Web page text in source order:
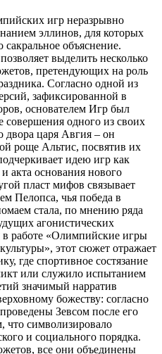
игр неразрывно
эллинов, для которых
объяснение.
выделить несколько
претендующих на роль
Согласно одной из
зафиксированной в
основателем Игр был
совершения одного из своих
двора царя Авгия – он
роще Альтис, посвятив их
идею игр как
акта основания нового
пласт мифов связывает
Пелопса, чья победа в
стала, по мнению ряда
агонистических
в работе «Олимпийские игры
этот сюжет отражает
где спортивное состязание
или служило испытанием
значимый нарратив
божеству: согласно
Зевсом после его
что символизировало
и социального порядка.
все они объединены